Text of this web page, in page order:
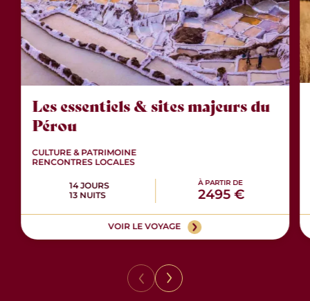
Les essentiels & sites majeurs du
Pérou
CULTURE & PATRIMOINE
RENCONTRES LOCALES
14 JOURS
13 NUITS
À PARTIR DE
2495 €
VOIR LE VOYAGE